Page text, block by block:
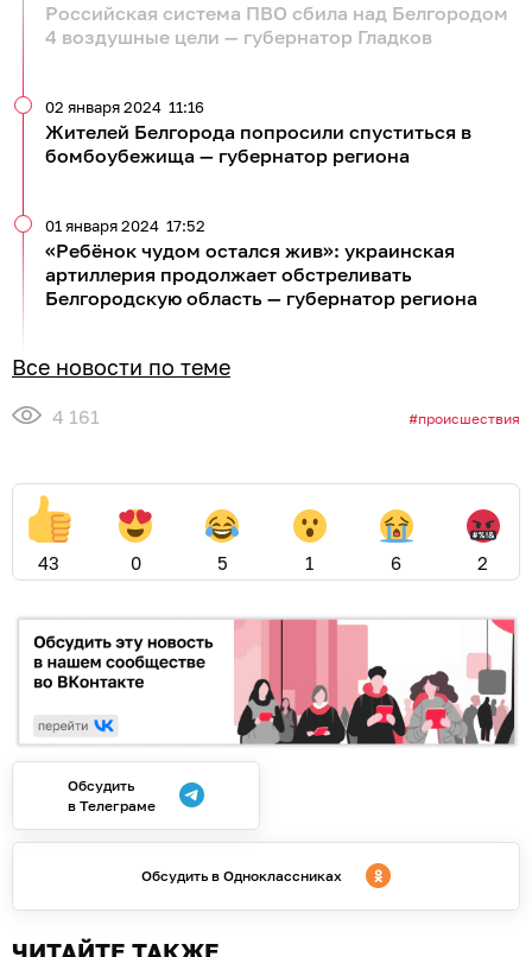
Российская система ПВО сбила над Белгородом
4 воздушные цели — губернатор Гладков
Жителей Белгорода попросили спуститься в
бомбоубежища — губернатор региона
02 января 2024 11:16
«Ребёнок чудом остался жив»: украинская
артиллерия продолжает обстреливать
Белгородскую область — губернатор региона
01 января 2024 17:52
Все новости по теме
4 161 происшествия
43 0 5 1 6 2
Обсудить
в Телеграме
Обсудить в Одноклассниках
ЧИТАЙТЕ ТАКЖЕ